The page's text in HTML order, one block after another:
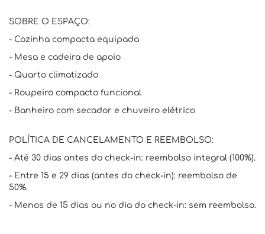
SOBRE O ESPAÇO:
- Cozinha compacta equipada
- Mesa e cadeira de apoio
- Quarto climatizado
- Roupeiro compacto funcional
- Banheiro com secador e chuveiro elétrico
POLÍTICA DE CANCELAMENTO E REEMBOLSO:
- Até 30 dias antes do check-in: reembolso integral (100%).
- Entre 15 e 29 dias (antes do check-in): reembolso de
50%.
- Menos de 15 dias ou no dia do check-in: sem reembolso.